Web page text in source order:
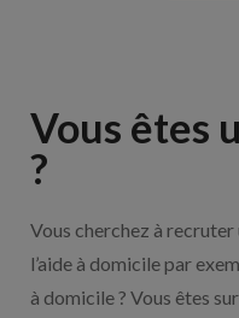
Vous êtes
?
Vous cherchez à
l’aide à domicile par
à domicile ? Vous êtes